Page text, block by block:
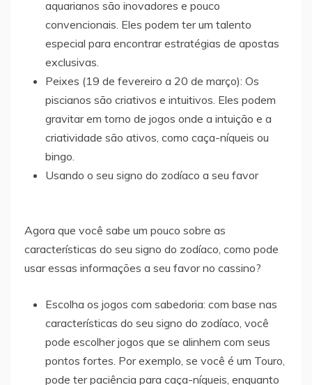
aquarianos são inovadores e pouco
convencionais. Eles podem ter um talento
especial para encontrar estratégias de apostas
exclusivas.
Peixes (19 de fevereiro a 20 de março): Os
piscianos são criativos e intuitivos. Eles podem
gravitar em torno de jogos onde a intuição e a
criatividade são ativos, como caça-níqueis ou
bingo.
Usando o seu signo do zodíaco a seu favor
Agora que você sabe um pouco sobre as
características do seu signo do zodíaco, como pode
usar essas informações a seu favor no cassino?
Escolha os jogos com sabedoria: com base nas
características do seu signo do zodíaco, você
pode escolher jogos que se alinhem com seus
pontos fortes. Por exemplo, se você é um Touro,
pode ter paciência para caça-níqueis, enquanto